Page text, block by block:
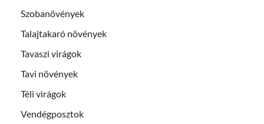
Szobanövények
Talajtakaró növények
Tavaszi virágok
Tavi növények
Téli virágok
Vendégposztok